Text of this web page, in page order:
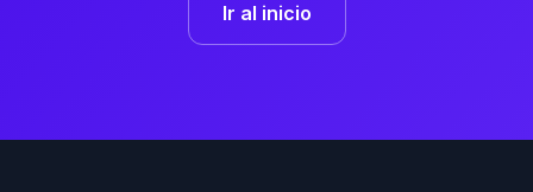
Ir al inicio